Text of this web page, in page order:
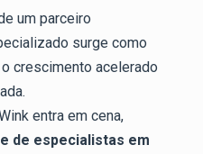
um parceiro
surge como
crescimento acelerado
entra em cena,
de especialistas em